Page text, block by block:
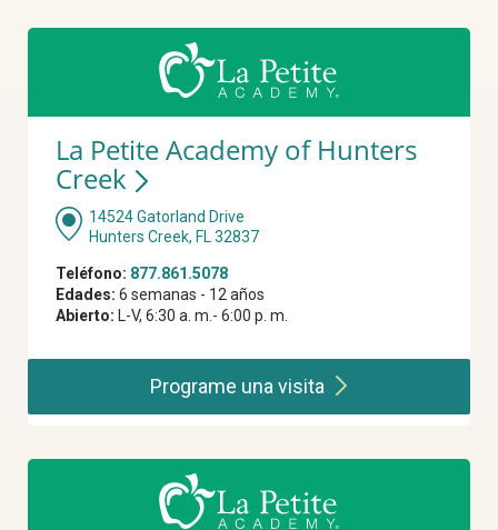
La Petite Academy of Hunters
Creek
14524 Gatorland Drive
Hunters Creek, FL 32837
Teléfono: 877.861.5078
Edades: 6 semanas - 12 años
Abierto: L-V, 6:30 a. m.- 6:00 p. m.
Programe unavisita